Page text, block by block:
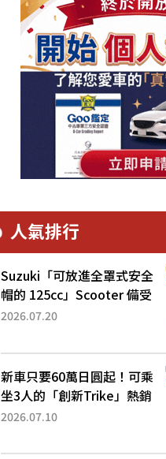
人氣排行
Suzuki「可放進全罩式安全
帽的 125cc」Scooter 備受
矚目！採用全新流線設計與
已陸續開始出口的新款
「B...
2026.07.20
新車只要60萬日圓起！可乘
坐3人的「創新Trike」熱銷
大賣成為人氣車款！「養車
日圓就能跑100公里」「小
2026.07.10